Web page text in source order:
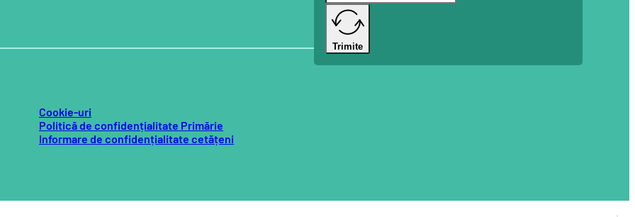
Cookie-uri
Politică de confidențialitate Primărie
Informare de confidențialitate cetățeni
Trimite